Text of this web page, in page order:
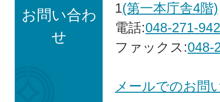
お問い合わ
せ
1(第一本庁舎4階)
電話:048-271-
ファックス:048-
メールでのお問